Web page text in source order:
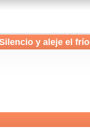
y aleje el frío